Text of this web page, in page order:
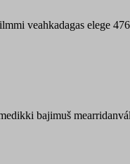
veahkadagas elege
bajimuš